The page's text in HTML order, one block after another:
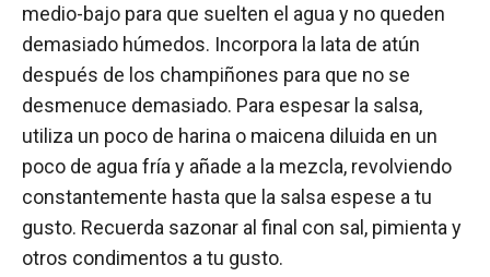
medio-bajo para que suelten el agua y no queden
demasiado húmedos. Incorpora la lata de atún
después de los champiñones para que no se
desmenuce demasiado. Para espesar la salsa,
utiliza un poco de harina o maicena diluida en un
poco de agua fría y añade a la mezcla, revolviendo
constantemente hasta que la salsa espese a tu
gusto. Recuerda sazonar al final con sal, pimienta y
otros condimentos a tu gusto.